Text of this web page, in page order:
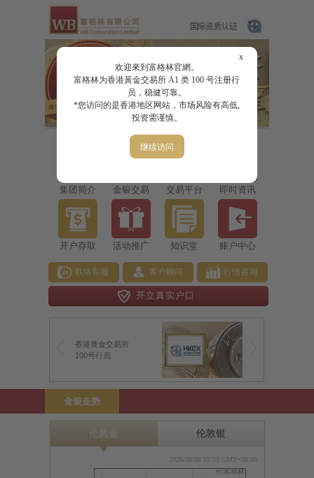
x
欢迎來到富格林官網。
富格林为香港黃金交易所 A1 类 100 号注册行
员，稳健可靠。
*您访问的是香港地区网站，市场风险有高低,
投资需谨慎。
继续访问
集团简介 金银交易 交易平台 即时资讯
开户存取 活动推广 知识堂 账户中心
联络客服 客户顾问 行情咨询
开立真实户口
香港黄金交易所
100号行员
金银走势